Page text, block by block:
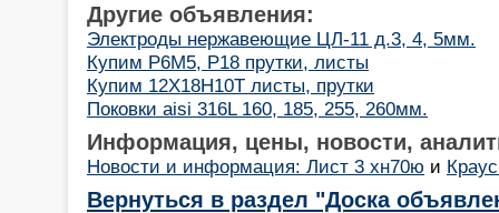
Другие объявления:
Электроды нержавеющие ЦЛ-11 д.3, 4, 5мм.
Купим Р6М5, Р18 прутки, листы
Купим 12Х18Н10Т листы, прутки
Поковки aisi 316L 160, 185, 255, 260мм.
Информация, цены, новости,
Новости и информация: Лист 3 хн70ю и
Вернуться в раздел "Доска